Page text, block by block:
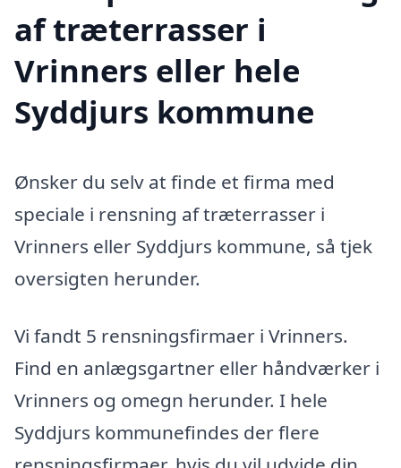
af træterrasser i
Vrinners eller hele
Syddjurs kommune
Ønsker du selv at finde et firma med
speciale i rensning af træterrasser i
Vrinners eller Syddjurs kommune, så tjek
oversigten herunder.
Vi fandt 5 rensningsfirmaer i Vrinners.
Find en anlægsgartner eller håndværker i
Vrinners og omegn herunder. I hele
Syddjurs kommunefindes der flere